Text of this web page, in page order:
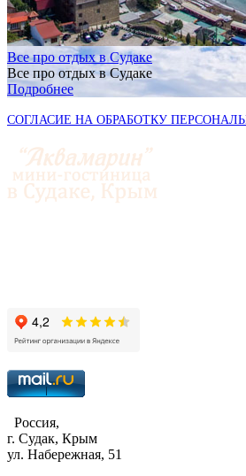
Все про отдых в Судаке
Все про отдых в Судаке
Подробнее
СОГЛАСИЕ НА ОБРАБОТКУ
Россия,
г. Судак, Крым
ул. Набережная, 51